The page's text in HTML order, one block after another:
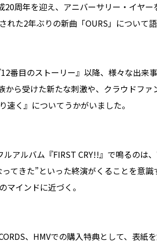
周年を迎え、アニバーサリー・イヤー
れた2年ぶりの新曲「OURS」について
番目のストーリー』以降、様々な出来
から受けた新たな刺激や、クラウドフ
速く』についてうかがいました。
ルアルバム『FIRST CRY!!』で鳴るのは
てきた”といった終演がくることを意
マインドに近づく。
、HMVでの購入特典として、表